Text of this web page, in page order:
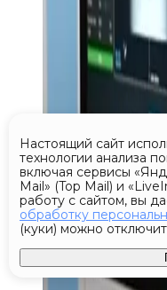
Настоящий сайт
технологии анализа
включая сервисы
Mail» (Top Mail) и
работу с сайтом, вы
обработку
(куки) можно